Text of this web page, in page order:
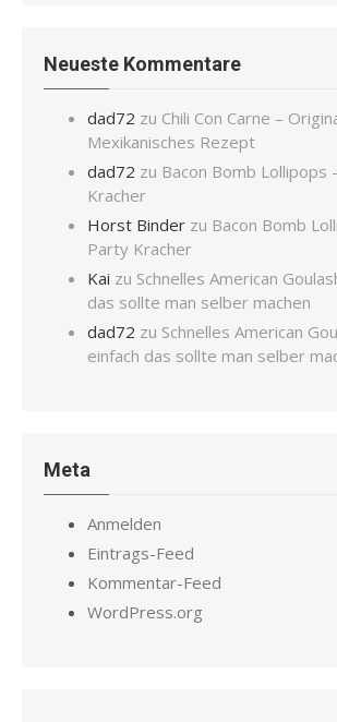
Neueste Kommentare
dad72 zu Chili Con Carne –
Mexikanisches Rezept
dad72 zu Bacon Bomb Lollipops
Kracher
Horst Binder zu Bacon Bomb
Party Kracher
Kai zu Schnelles American
das sollte man selber machen
dad72 zu Schnelles American
einfach das sollte man selber
Meta
Anmelden
Eintrags-Feed
Kommentar-Feed
WordPress.org